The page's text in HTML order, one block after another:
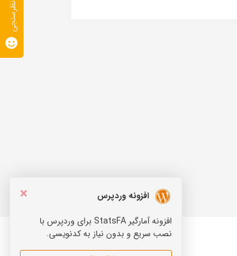
×
افزونه وردپرس
افزونه آمارگیر StatsFA برای وردپرس با
نصب سریع و بدون نیاز به کدنویسی.
نظرسنجی